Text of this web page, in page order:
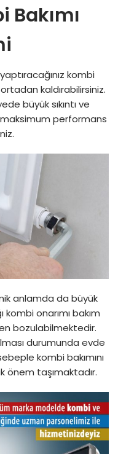
Bakımı
kombi
kaldırabilirsiniz.
büyük sıkıntı ve
performans
anlamda da büyük
onarımı bakım
bozulabilmektedir.
durumunda evde
kombi bakımını
önem taşımaktadır.